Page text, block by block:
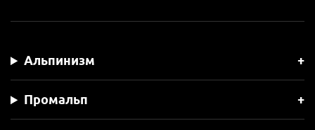
Альпинизм
Промальп